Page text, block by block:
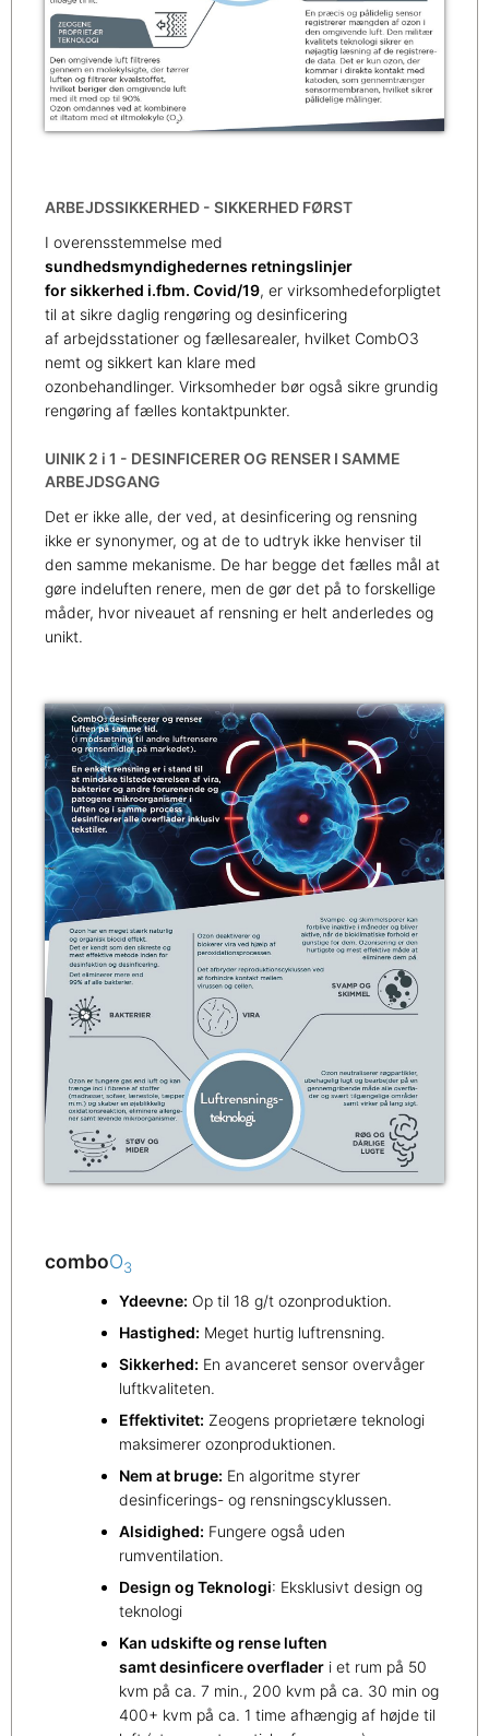
ARBEJDSSIKKERHED - SIKKERHED FØRST
I overensstemmelse med
sundhedsmyndighedernes retningslinjer
for sikkerhed i.fbm. Covid/19, er virksomhedeforpligtet
til at sikre daglig rengøring og desinficering
af arbejdsstationer og fællesarealer, hvilket CombO3
nemt og sikkert kan klare med
ozonbehandlinger. Virksomheder bør også sikre grundig
rengøring af fælles kontaktpunkter.
UINIK 2 i 1 - DESINFICERER OG RENSER I SAMME
ARBEJDSGANG
Det er ikke alle, der ved, at desinficering og rensning
ikke er synonymer, og at de to udtryk ikke henviser til
den samme mekanisme. De har begge det fælles mål at
gøre indeluften renere, men de gør det på to forskellige
måder, hvor niveauet af rensning er helt anderledes og
unikt.
comboO3
Ydeevne: Op til 18 g/t ozonproduktion.
Hastighed: Meget hurtig luftrensning.
Sikkerhed: En avanceret sensor overvåger
luftkvaliteten.
Effektivitet: Zeogens proprietære teknologi
maksimerer ozonproduktionen.
Nem at bruge: En algoritme styrer
desinficerings- og rensningscyklussen.
Alsidighed: Fungere også uden
rumventilation.
Design og Teknologi: Eksklusivt design og
teknologi
Kan udskifte og rense luften
samt desinficere overflader i et rum på 50
kvm på ca. 7 min., 200 kvm på ca. 30 min og
400+ kvm på ca. 1 time afhængig af højde til